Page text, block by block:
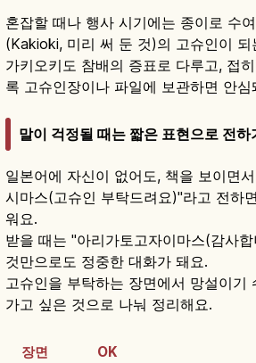
혼잡할 때나 행사 시기에는 종이로 수
(Kakioki, 미리 써 둔 것)의 고슈인이 되
가키오키도 참배의 증표로 다루고, 접
록 고슈인장이나 파일에 보관하면 안심
말이 걱정될 때는 짧은 표현으로 전하
일본어에 자신이 없어도, 책을 보이면
시마스(고슈인 부탁드려요)"라고 전하
워요.
받을 때는 "아리가토고자이마스(감사
것만으로도 정중한 대화가 돼요.
고슈인을 부탁하는 장면에서 망설이기
가고 싶은 것으로 나눠 정리해요.
장면 OK